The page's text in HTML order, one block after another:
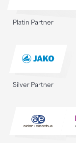
Platin Partner
Silver Partner